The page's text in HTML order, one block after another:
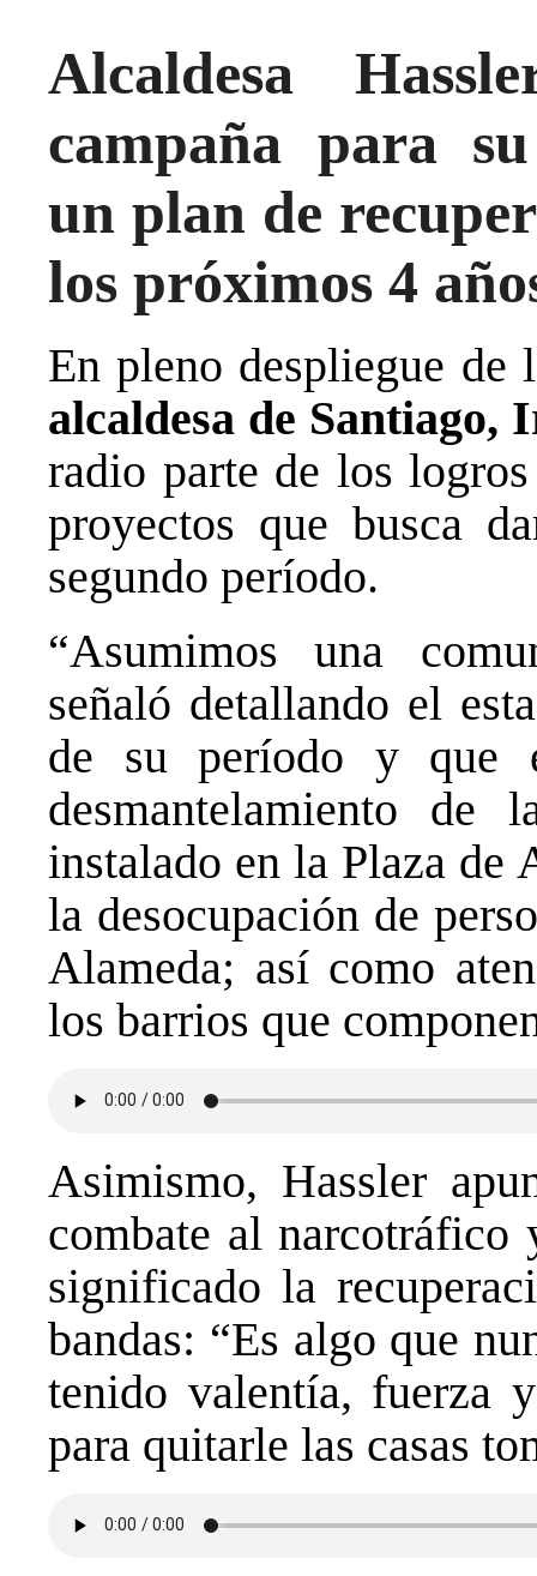
Alcaldesa
campaña para
un plan de
los próximos 4
En pleno despliegue
alcaldesa de Santiago,
radio parte de los
proyectos que busca
segundo período.
“Asumimos una
señaló detallando el
de su período y que
desmantelamiento de
instalado en la Plaza
la desocupación de
Alameda; así como
los barrios que
Asimismo, Hassler
combate al narcotráfico
significado la
bandas: “Es algo que
tenido valentía, fuerza
para quitarle las casas